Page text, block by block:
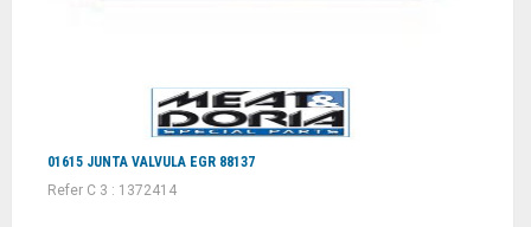
01615 JUNTA VALVULA EGR 88137
Refer C 3 : 1372414